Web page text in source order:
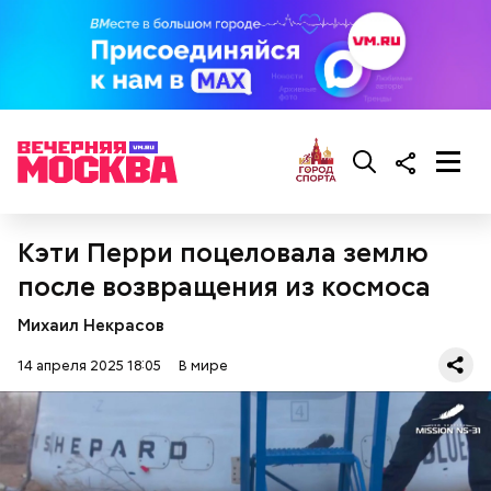
Кэти Перри поцеловала землю
после возвращения из космоса
Михаил Некрасов
14 апреля 2025 18:05 В мире
Сара Носс (119 лет)
Фото: wikimedia.org